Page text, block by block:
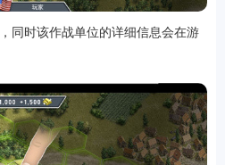
同时该作战单位的详细信息会在游